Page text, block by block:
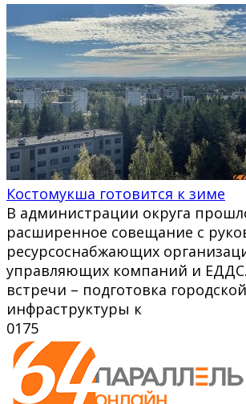
Костомукша готовится к зиме
В администрации округа
расширенное совещание с
ресурсоснабжающих
управляющих компаний и
встречи – подготовка
инфраструктуры к
0175